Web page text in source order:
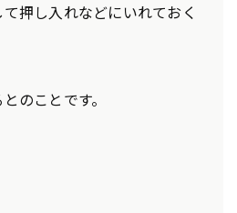
押し入れなどにいれておく
のことです。